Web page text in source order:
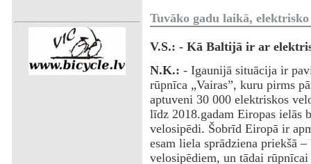
Tuvāko gadu laikā,
V.S.: - Kā Baltijā ir ar
N.K.: - Igaunijā situācija ir
rūpnīca „Vairas”, kuru pirms
aptuveni 30 000 elektriskos
līdz 2018.gadam Eiropas ielās
velosipēdi. Šobrīd Eiropā ir
esam liela sprādziena priekšā
velosipēdiem, un tādai